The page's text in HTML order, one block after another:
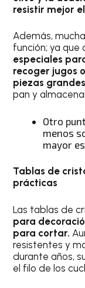
resistir mejor
Además,
función; ya que
especiales
recoger jugos
piezas
pan y
Otro
menos
mayor
Tablas de
prácticas
Las tablas de
para
para cortar.
resistentes y
durante años,
el filo de los